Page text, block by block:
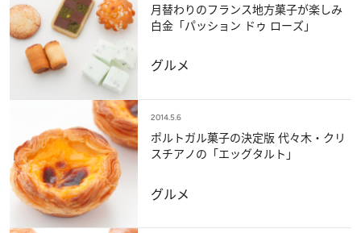
月替わりのフランス地方菓子が楽しみ
白金「パッション ドゥ ローズ」
グルメ
2014.5.6
ポルトガル菓子の決定版 代々木・クリ
スチアノの「エッグタルト」
グルメ